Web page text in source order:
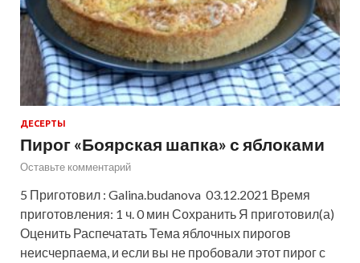
ДЕСЕРТЫ
Пирог «Боярская шапка» с яблоками
Оставьте комментарий
5 Приготовил : Galina.budanova 03.12.2021 Время
приготовления: 1 ч. 0 мин Сохранить Я приготовил(а)
Оценить Распечатать Тема яблочных пирогов
неисчерпаема, и если вы не пробовали этот пирог с